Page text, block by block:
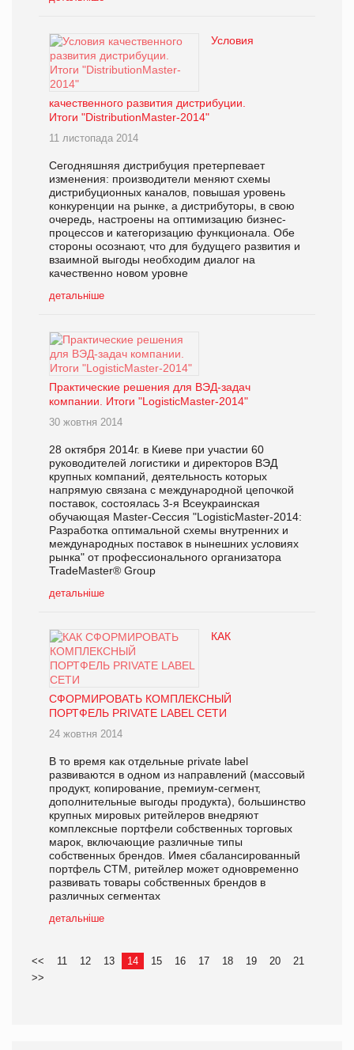
Условия
качественного развития дистрибуции.
Итоги "DistributionMaster-2014"
11 листопада 2014
Сегодняшняя дистрибуция претерпевает
изменения: производители меняют схемы
дистрибуционных каналов, повышая уровень
конкуренции на рынке, а дистрибуторы, в свою
очередь, настроены на оптимизацию бизнес-
процессов и категоризацию функционала. Обе
стороны осознают, что для будущего развития и
взаимной выгоды необходим диалог на
качественно новом уровне
детальніше
Практические решения для ВЭД-задач
компании. Итоги "LogisticMaster-2014"
30 жовтня 2014
28 октября 2014г. в Киеве при участии 60
руководителей логистики и директоров ВЭД
крупных компаний, деятельность которых
напрямую связана с международной цепочкой
поставок, состоялась 3-я Всеукраинская
обучающая Master-Cессия "LogisticMaster-2014:
Разработка оптимальной схемы внутренних и
международных поставок в нынешних условиях
рынка" от профессионального организатора
TradeMaster® Group
детальніше
КАК
СФОРМИРОВАТЬ КОМПЛЕКСНЫЙ
ПОРТФЕЛЬ PRIVATE LABEL СЕТИ
24 жовтня 2014
В то время как отдельные private label
развиваются в одном из направлений (массовый
продукт, копирование, премиум-сегмент,
дополнительные выгоды продукта), большинство
крупных мировых ритейлеров внедряют
комплексные портфели собственных торговых
марок, включающие различные типы
собственных брендов. Имея сбалансированный
портфель СТМ, ритейлер может одновременно
развивать товары собственных брендов в
различных сегментах
детальніше
<< 11 12 13 14 15 16 17 18 19 20
21
>>